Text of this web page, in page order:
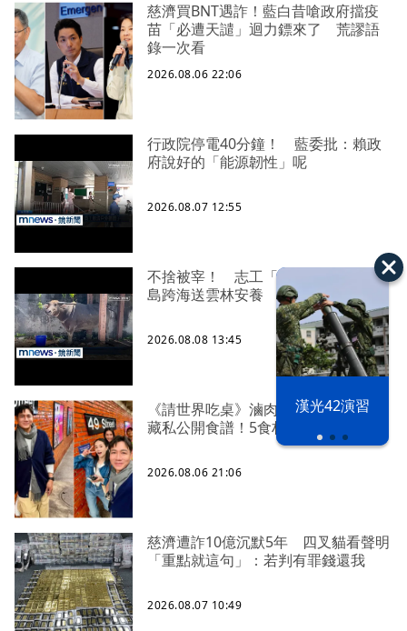
漢光42演習
慈濟買BNT遇詐！藍白昔嗆政府擋疫
苗「必遭天譴」迴力鏢來了 荒謬語
錄一次看
2026.08.06 22:06
行政院停電40分鐘！ 藍委批：賴政
府說好的「能源韌性」呢
2026.08.07 12:55
不捨被宰！ 志工「買牛救命」從綠
島跨海送雲林安養
2026.08.08 13:45
《請世界吃桌》滷肉爆紅 陳隨意不
藏私公開食譜！5食材滷出一鍋香
2026.08.06 21:06
慈濟遭詐10億沉默5年 四叉貓看聲明
「重點就這句」：若判有罪錢還我
2026.08.07 10:49